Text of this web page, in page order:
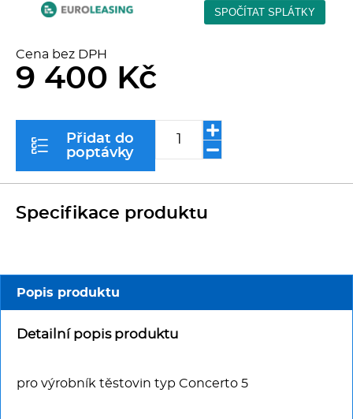
Kávovary
Řeznické stroje
Sporáky
Kotle
Stolní zařízení
Transport, výdej a regen.
Cena bez DPH
9 400 Kč
Přidat do
poptávky
Specifikace produktu
Popis produktu
Detailní popis produktu
pro výrobník těstovin typ Concerto 5